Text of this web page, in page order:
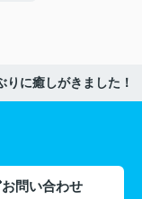
りに癒しがきました！
お問い合わせ